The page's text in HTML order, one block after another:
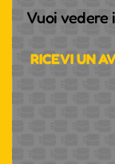
Vuoi vedere
RICEVI UN